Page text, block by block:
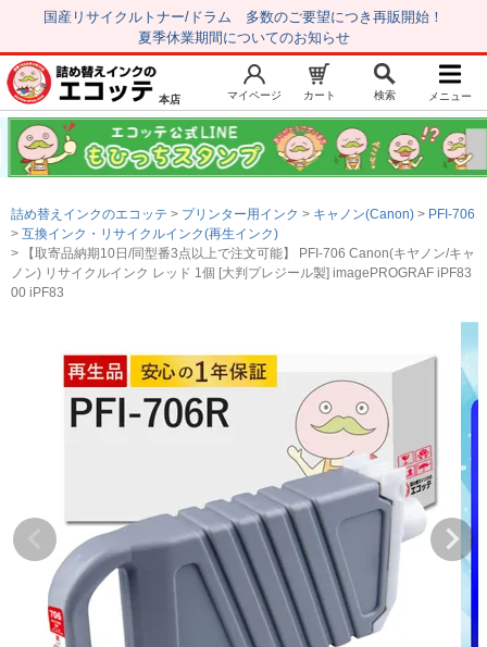
国産リサイクルトナー/ドラム 多数のご要望につき再販開始！
夏季休業期間についてのお知らせ
新規会員登録 マイページ
トップページ お気に入り
注文履歴 レビュー履歴
はじめての方へ
初心者用セット
キャノンインク
エプソンインク
互換インクボトル
互換インクカートリッジ
再生インクカートリッジ
記事を探す
本店 マイページ カート 検索 メニュー
詰め替えインクのエコッテ プリンター用インク キャノン(Canon)
PFI-706
互換インク・リサイクルインク(再生インク)
【取寄品納期10日/同型番3点以上で注文可能】 PFI-706 Canon(キヤノン/キャ
ノン) リサイクルインク レッド 1個 [大判プレジール製] imagePROGRAF iPF83
00 iPF83